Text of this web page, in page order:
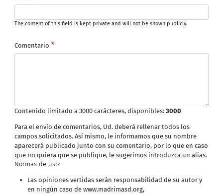
The content of this field is kept private and will not be shown publicly.
Comentario
Contenido limitado a 3000 carácteres, disponibles:3000
Para el envío de comentarios, Ud. deberá rellenar todos los
campos solicitados. Así mismo, le informamos que su nombre
aparecerá publicado junto con su comentario, por lo que en caso
que no quiera que se publique, le sugerimos introduzca un alias.
Normas de uso:
Las opiniones vertidas serán responsabilidad de su autor y
en ningún caso de www.madrimasd.org,